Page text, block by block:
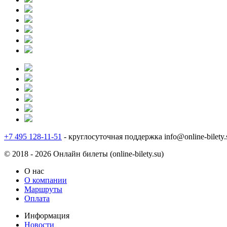
+7 495 128-11-51 - круглосуточная поддержка info@online-
© 2018 - 2026 Онлайн билеты (online-bilety.su)
О нас
О компании
Маршруты
Оплата
Информация
Новости